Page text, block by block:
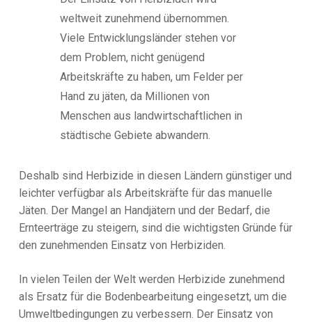
weltweit zunehmend übernommen.
Viele Entwicklungsländer stehen vor
dem Problem, nicht genügend
Arbeitskräfte zu haben, um Felder per
Hand zu jäten, da Millionen von
Menschen aus landwirtschaftlichen in
städtische Gebiete abwandern.
Deshalb sind Herbizide in diesen Ländern günstiger und
leichter verfügbar als Arbeitskräfte für das manuelle
Jäten. Der Mangel an Handjätern und der Bedarf, die
Ernteerträge zu steigern, sind die wichtigsten Gründe für
den zunehmenden Einsatz von Herbiziden.
In vielen Teilen der Welt werden Herbizide zunehmend
als Ersatz für die Bodenbearbeitung eingesetzt, um die
Umweltbedingungen zu verbessern. Der Einsatz von